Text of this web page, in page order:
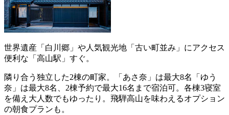
世界遺産「白川郷」や人気観光地「古い町並み」にアクセス
便利な「高山駅」すぐ。
隣り合う独立した2棟の町家。「あさ奈」は最大8名「ゆう
奈」は最大8名、2棟予約で最大16名まで宿泊可。各棟3寝室
を備え大人数でもゆったり。飛騨高山を味わえるオプション
の朝食プランも。